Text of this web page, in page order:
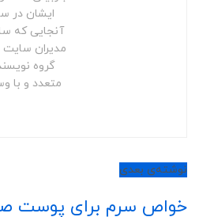
ایشان در
آنجایی که
مدیران
گروه
متعدد و با
نوشته‌ی بعدی
خواص سرم برای پوست